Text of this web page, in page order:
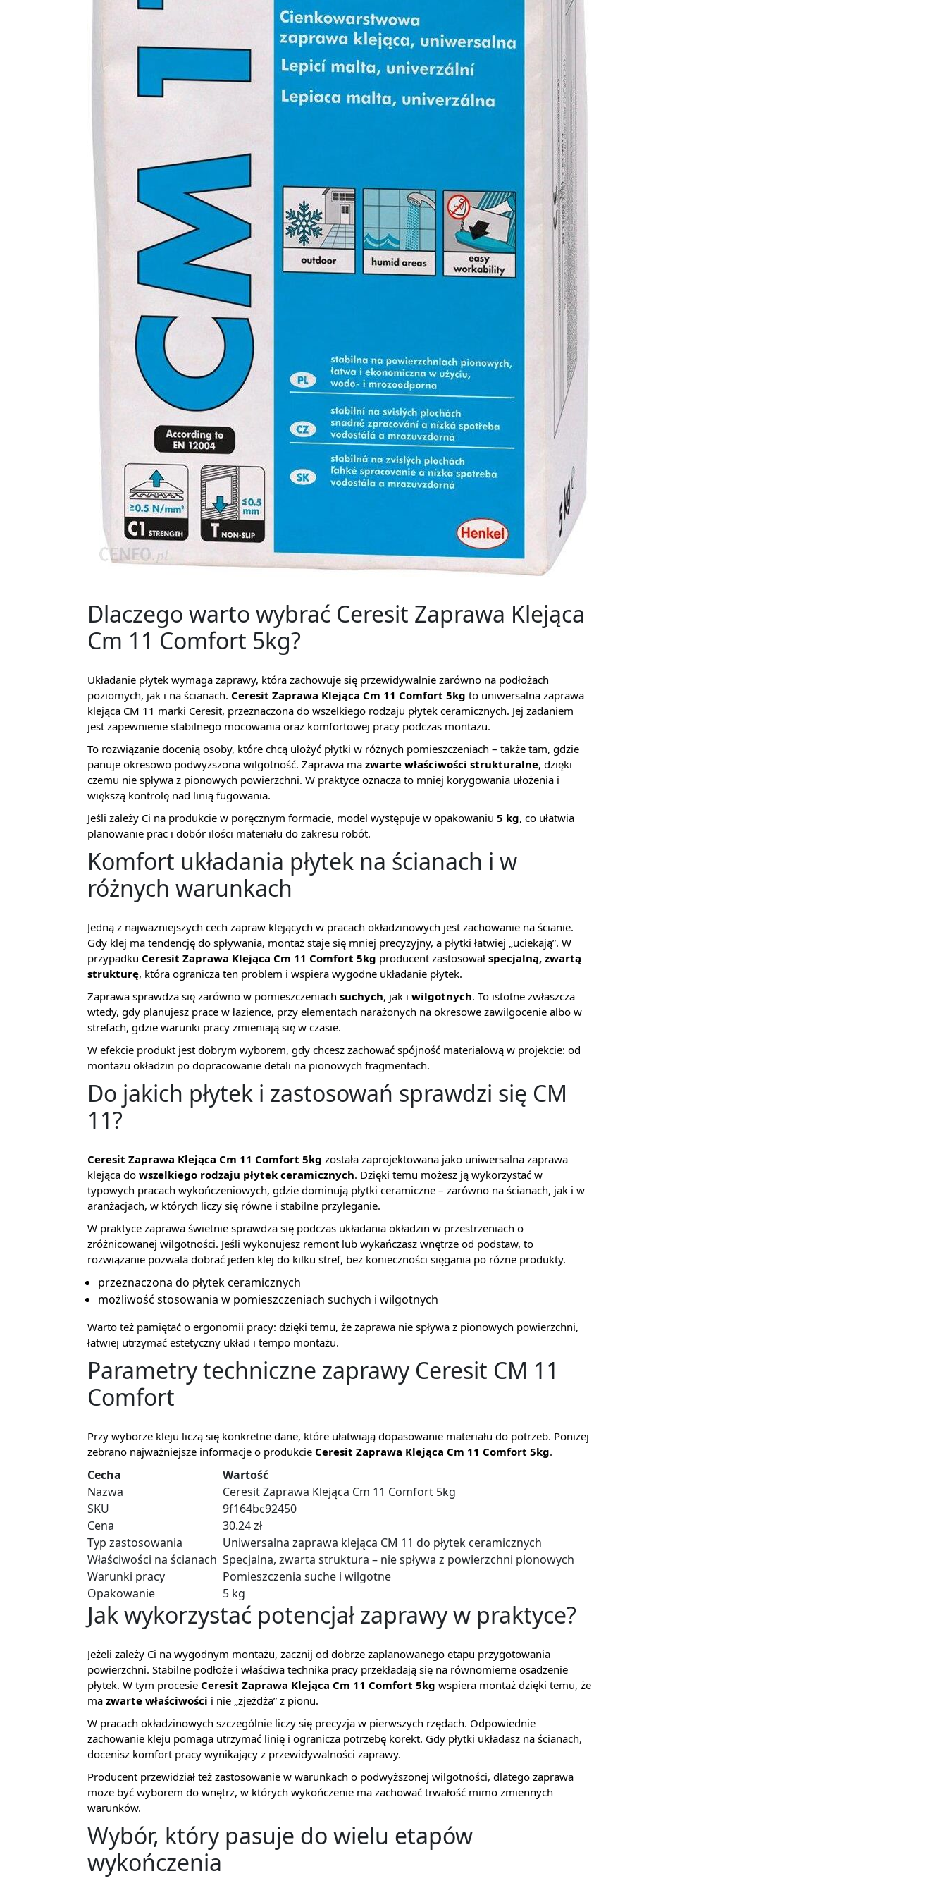
Dlaczego warto wybrać Ceresit Zaprawa Klejąca
Cm 11 Comfort 5kg?
Układanie płytek wymaga zaprawy, która zachowuje się przewidywalnie zarówno na podłożach
poziomych, jak i na ścianach. Ceresit Zaprawa Klejąca Cm 11 Comfort 5kg to uniwersalna zaprawa
klejąca CM 11 marki Ceresit, przeznaczona do wszelkiego rodzaju płytek ceramicznych. Jej zadaniem
jest zapewnienie stabilnego mocowania oraz komfortowej pracy podczas montażu.
To rozwiązanie docenią osoby, które chcą ułożyć płytki w różnych pomieszczeniach – także tam, gdzie
panuje okresowo podwyższona wilgotność. Zaprawa ma zwarte właściwości strukturalne, dzięki
czemu nie spływa z pionowych powierzchni. W praktyce oznacza to mniej korygowania ułożenia i
większą kontrolę nad linią fugowania.
Jeśli zależy Ci na produkcie w poręcznym formacie, model występuje w opakowaniu 5 kg, co ułatwia
planowanie prac i dobór ilości materiału do zakresu robót.
Komfort układania płytek na ścianach i w
różnych warunkach
Jedną z najważniejszych cech zapraw klejących w pracach okładzinowych jest zachowanie na ścianie.
Gdy klej ma tendencję do spływania, montaż staje się mniej precyzyjny, a płytki łatwiej „uciekają”. W
przypadku Ceresit Zaprawa Klejąca Cm 11 Comfort 5kg producent zastosował specjalną, zwartą
strukturę, która ogranicza ten problem i wspiera wygodne układanie płytek.
Zaprawa sprawdza się zarówno w pomieszczeniach suchych, jak i wilgotnych. To istotne zwłaszcza
wtedy, gdy planujesz prace w łazience, przy elementach narażonych na okresowe zawilgocenie albo w
strefach, gdzie warunki pracy zmieniają się w czasie.
W efekcie produkt jest dobrym wyborem, gdy chcesz zachować spójność materiałową w projekcie: od
montażu okładzin po dopracowanie detali na pionowych fragmentach.
Do jakich płytek i zastosowań sprawdzi się CM
11?
Ceresit Zaprawa Klejąca Cm 11 Comfort 5kg została zaprojektowana jako uniwersalna zaprawa
klejąca do wszelkiego rodzaju płytek ceramicznych. Dzięki temu możesz ją wykorzystać w
typowych pracach wykończeniowych, gdzie dominują płytki ceramiczne – zarówno na ścianach, jak i w
aranżacjach, w których liczy się równe i stabilne przyleganie.
W praktyce zaprawa świetnie sprawdza się podczas układania okładzin w przestrzeniach o
zróżnicowanej wilgotności. Jeśli wykonujesz remont lub wykańczasz wnętrze od podstaw, to
rozwiązanie pozwala dobrać jeden klej do kilku stref, bez konieczności sięgania po różne produkty.
przeznaczona do płytek ceramicznych
możliwość stosowania w pomieszczeniach suchych i wilgotnych
Warto też pamiętać o ergonomii pracy: dzięki temu, że zaprawa nie spływa z pionowych powierzchni,
łatwiej utrzymać estetyczny układ i tempo montażu.
Parametry techniczne zaprawy Ceresit CM 11
Comfort
Przy wyborze kleju liczą się konkretne dane, które ułatwiają dopasowanie materiału do potrzeb. Poniżej
zebrano najważniejsze informacje o produkcie Ceresit Zaprawa Klejąca Cm 11 Comfort 5kg.
Cecha
Wartość
Nazwa
Ceresit Zaprawa Klejąca Cm 11 Comfort 5kg
SKU
9f164bc92450
Cena
30.24 zł
Typ zastosowania
Uniwersalna zaprawa klejąca CM 11 do płytek ceramicznych
Właściwości na ścianach Specjalna, zwarta struktura – nie spływa z powierzchni pionowych
Warunki pracy
Pomieszczenia suche i wilgotne
Opakowanie
5 kg
Jak wykorzystać potencjał zaprawy w praktyce?
Jeżeli zależy Ci na wygodnym montażu, zacznij od dobrze zaplanowanego etapu przygotowania
powierzchni. Stabilne podłoże i właściwa technika pracy przekładają się na równomierne osadzenie
płytek. W tym procesie Ceresit Zaprawa Klejąca Cm 11 Comfort 5kg wspiera montaż dzięki temu, że
ma zwarte właściwości i nie „zjeżdża” z pionu.
W pracach okładzinowych szczególnie liczy się precyzja w pierwszych rzędach. Odpowiednie
zachowanie kleju pomaga utrzymać linię i ogranicza potrzebę korekt. Gdy płytki układasz na ścianach,
docenisz komfort pracy wynikający z przewidywalności zaprawy.
Producent przewidział też zastosowanie w warunkach o podwyższonej wilgotności, dlatego zaprawa
może być wyborem do wnętrz, w których wykończenie ma zachować trwałość mimo zmiennych
warunków.
Wybór, który pasuje do wielu etapów
wykończenia